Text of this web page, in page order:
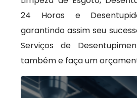
24 Horas e
garantindo assim seu
Serviços de
também e faça um